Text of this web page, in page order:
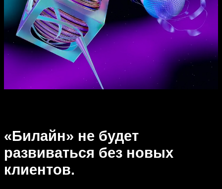
«Билайн» не будет
развиваться без новых
клиентов.